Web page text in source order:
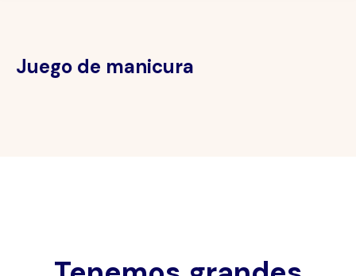
Juego de manicura